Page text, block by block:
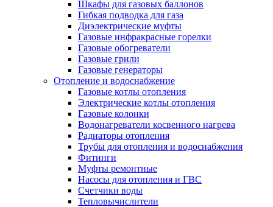
Шкафы для газовых баллонов
Гибкая подводка для газа
Диэлектрические муфты
Газовые инфракрасные горелки
Газовые обогреватели
Газовые грили
Газовые генераторы
Отопление и водоснабжение
Газовые котлы отопления
Электрические котлы отопления
Газовые колонки
Водонагреватели косвенного нагрева
Радиаторы отопления
Трубы для отопления и водоснабжения
Фитинги
Муфты ремонтные
Насосы для отопления и ГВС
Счетчики воды
Тепловычислители